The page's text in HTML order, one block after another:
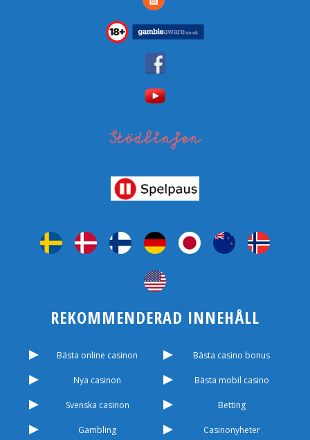
REKOMMENDERAD INNEHÅLL
Bästa online casinon Bästa casino bonus
Nya casinon Bästa mobil casino
Svenska casinon Betting
Gambling Casinonyheter